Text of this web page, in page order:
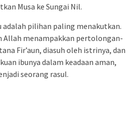
Musa ke Sungai Nil.
adalah pilihan paling menakutkan.
Allah menampakkan pertolongan-
Fir’aun, diasuh oleh istrinya, dan
ibunya dalam keadaan aman,
seorang rasul.